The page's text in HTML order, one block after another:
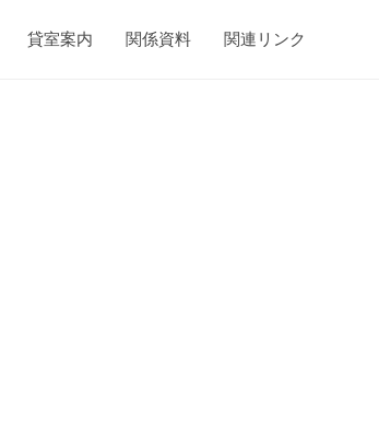
貸室案内 関係資料 関連リンク